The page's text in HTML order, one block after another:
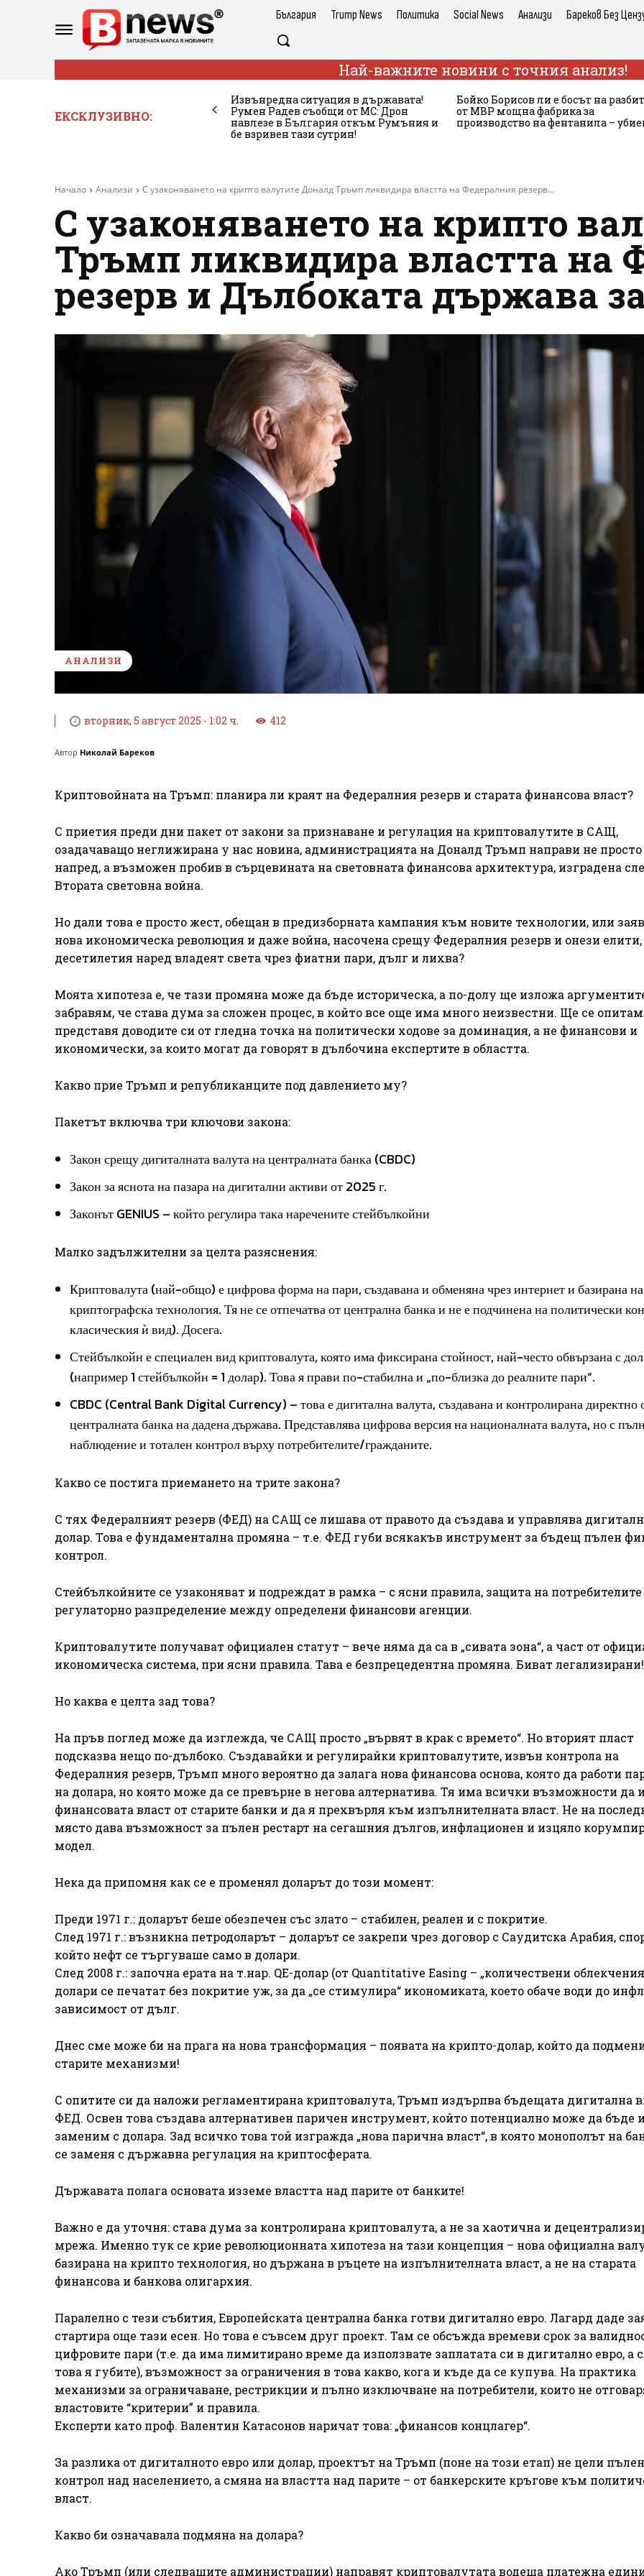
България Trump News Политика Social News Анализи Бареков Без
Най-важните новини с точния анализ!
ЕКСКЛУЗИВНО:
Извънредна ситуация в държавата!
Румен Радев съобщи от МС: Дрон
навлезе в България откъм Румъния и
бе взривен тази сутрин!
Бойко Борисов ли е босът на
от МВР мощна фабрика за
производство на фентанила –
Начало Анализи С узаконяването на крипто валутите Доналд Тръмп ликвидира властта на Федералния резерв...
С узаконяването на крипто
Тръмп ликвидира властта на
резерв и Дълбоката държава
АНАЛИЗИ
вторник, 5 август 2025 - 1:02 ч. 412
Автор Николай Бареков
Криптовойната на Тръмп: планира ли краят на Федералния резерв и старата финансова власт?
С приетия преди дни пакет от закони за признаване и регулация на криптовалутите в САЩ,
озадачаващо неглижирана у нас новина, администрацията на Доналд Тръмп направи не просто
напред, а възможен пробив в сърцевината на световната финансова архитектура, изградена
Втората световна война.
Но дали това е просто жест, обещан в предизборната кампания към новите технологии, или
нова икономическа революция и даже война, насочена срещу Федералния резерв и онези елити,
десетилетия наред владеят света чрез фиатни пари, дълг и лихва?
Моята хипотеза е, че тази промяна може да бъде историческа, а по-долу ще изложа
забравям, че става дума за сложен процес, в който все още има много неизвестни. Ще се
представя доводите си от гледна точка на политически ходове за доминация, а не финансови и
икономически, за които могат да говорят в дълбочина експертите в областта.
Какво прие Тръмп и републиканците под давлението му?
Пакетът включва три ключови закона:
Закон срещу дигиталната валута на централната банка (CBDC)
Закон за яснота на пазара на дигитални активи от 2025 г.
Законът GENIUS – който регулира така наречените стейбълкойни
Малко задължителни за целта разяснения:
Криптовалута (най-общо) е цифрова форма на пари, създавана и обменяна чрез интернет и базирана
криптографска технология. Тя не се отпечатва от централна банка и не е подчинена на политически
класическия ѝ вид). Досега.
Стейбълкойн е специален вид криптовалута, която има фиксирана стойност, най-често обвързана с
(например 1 стейбълкойн = 1 долар). Това я прави по-стабилна и „по-близка до реалните пари“.
CBDC (Central Bank Digital Currency) – това е дигитална валута, създавана и контролирана директно
централната банка на дадена държава. Представлява цифрова версия на националната валута, но с
наблюдение и тотален контрол върху потребителите/гражданите.
Какво се постига приемането на трите закона?
С тях Федералният резерв (ФЕД) на САЩ се лишава от правото да създава и управлява
долар. Това е фундаментална промяна – т.е. ФЕД губи всякакъв инструмент за бъдещ пълен
контрол.
Стейбълкойните се узаконяват и подреждат в рамка – с ясни правила, защита на потребителите
регулаторно разпределение между определени финансови агенции.
Криптовалутите получават официален статут – вече няма да са в „сивата зона“, а част от
икономическа система, при ясни правила. Тава е безпрецедентна промяна. Биват легализирани!
Но каква е целта зад това?
На пръв поглед може да изглежда, че САЩ просто „вървят в крак с времето“. Но вторият пласт
подсказва нещо по-дълбоко. Създавайки и регулирайки криптовалутите, извън контрола на
Федералния резерв, Тръмп много вероятно да залага нова финансова основа, която да работи
на долара, но която може да се превърне в негова алтернатива. Тя има всички възможности да
финансовата власт от старите банки и да я прехвърля към изпълнителната власт. Не на
място дава възможност за пълен рестарт на сегашния дългов, инфлационен и изцяло
модел.
Нека да припомня как се е променял доларът до този момент:
Преди 1971 г.: доларът беше обезпечен със злато – стабилен, реален и с покритие.
След 1971 г.: възникна петродоларът – доларът се закрепи чрез договор с Саудитска Арабия,
който нефт се търгуваше само в долари.
След 2008 г.: започна ерата на т.нар. QE-долар (от Quantitative Easing – „количествени
долари се печатат без покритие уж, за да „се стимулира“ икономиката, което обаче води до
зависимост от дълг.
Днес сме може би на прага на нова трансформация – появата на крипто-долар, който да
старите механизми!
С опитите си да наложи регламентирана криптовалута, Тръмп издърпва бъдещата дигитална
ФЕД. Освен това създава алтернативен паричен инструмент, който потенциално може да бъде
заменим с долара. Зад всичко това той изгражда „нова парична власт“, в която монополът на
се заменя с държавна регулация на криптосферата.
Държавата полага основата изземе властта над парите от банките!
Важно е да уточня: става дума за контролирана криптовалута, а не за хаотична и
мрежа. Именно тук се крие революционната хипотеза на тази концепция – нова официална
базирана на крипто технология, но държана в ръцете на изпълнителната власт, а не на старата
финансова и банкова олигархия.
Паралелно с тези събития, Европейската централна банка готви дигитално евро. Лагард даде
стартира още тази есен. Но това е съвсем друг проект. Там се обсъжда времеви срок за
цифровите пари (т.е. да има лимитирано време да използвате заплатата си в дигитално евро, а
това я губите), възможност за ограничения в това какво, кога и къде да се купува. На практика
механизми за ограничаване, рестрикции и пълно изключване на потребители, които не
властовите “критерии” и правила.
Експерти като проф. Валентин Катасонов наричат това: „финансов концлагер“.
За разлика от дигиталното евро или долар, проектът на Тръмп (поне на този етап) не цели пълен
контрол над населението, а смяна на властта над парите – от банкерските кръгове към
власт.
Какво би означавала подмяна на долара?
Ако Тръмп (или следващите администрации) направят криптовалутата водеща платежна